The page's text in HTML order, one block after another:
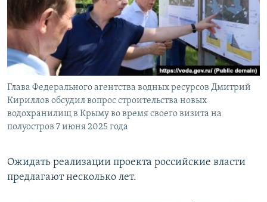
Глава Федерального агентства водных ресурсов Дмитрий
Кириллов обсудил вопрос строительства новых
водохранилищ в Крыму во время своего визита на
полуостров 7 июня 2025 года
Ожидать реализации проекта российские власти
предлагают несколько лет.